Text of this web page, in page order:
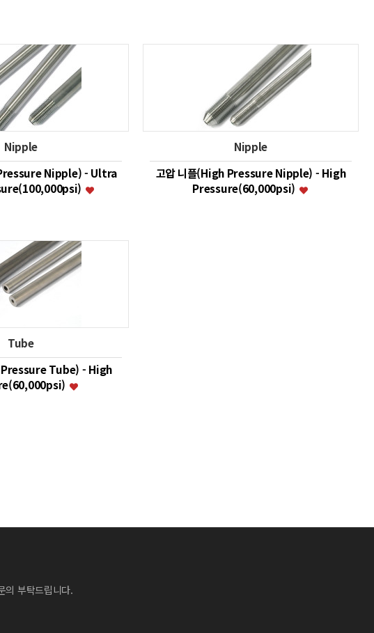
Nipple
Nipple) - Ultra
Nipple
고압 니플(High Pressure Nipple) - High
Pressure(60,000psi)
Tube
Pressure Tube) - High
의 부탁드립니다.